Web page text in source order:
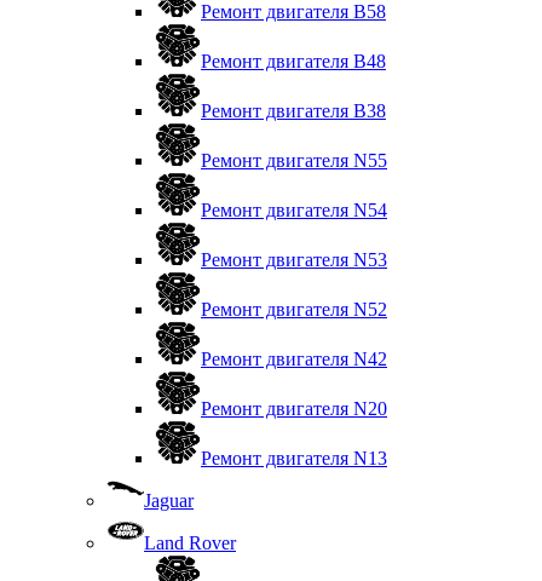
Ремонт двигателя B58
Ремонт двигателя В48
Ремонт двигателя В38
Ремонт двигателя N55
Ремонт двигателя N54
Ремонт двигателя N53
Ремонт двигателя N52
Ремонт двигателя N42
Ремонт двигателя N20
Ремонт двигателя N13
Jaguar
Land Rover